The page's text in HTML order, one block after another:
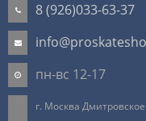
8 (926)033-63-37
пн-вс 12-17
г. Москва